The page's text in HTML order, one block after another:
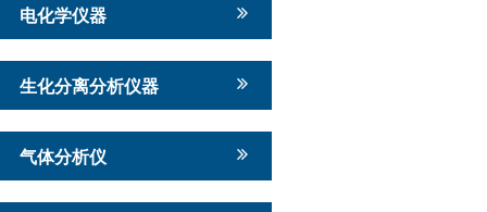
电化学仪器
生化分离分析仪器
气体分析仪